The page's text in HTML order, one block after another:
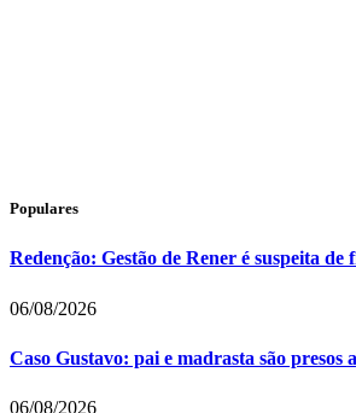
Populares
Redenção: Gestão de Rener é suspeita
06/08/2026
Caso Gustavo: pai e madrasta são presos
06/08/2026